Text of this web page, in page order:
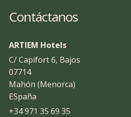
Contáctanos
ARTIEM Hotels
C/ Capifort 6, Bajos
07714
Mahón (Menorca)
ESpaña
+34 971 35 69 35